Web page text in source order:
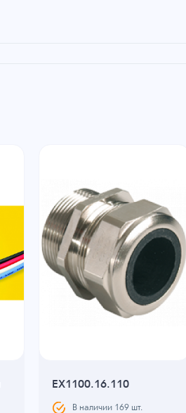
EX1100.16.110
В наличии 169 шт.